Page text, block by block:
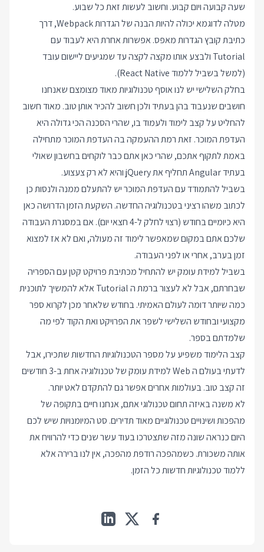
שעה קבועה ויום קבוע. וחשוב לעשות זאת כל שבוע.
מטלה לדוגמא יכולה להיות הבנה של הגדרות Webpack, דרך
כתיבת קובץ הגדרות מאפס. אפשרות אחרת היא לעבוד עם
Tutorial ולבצע אותו מקצה לקצה עד שמגיעים ליישום עובד
(למשל בשביל ללמוד React Native).
בחלק השלישי יש לנו אוסף טכנולוגיות מאוד מצומצם שאנחנו
חושבים שנעבוד בהן בעתיד ולכן חשוב להכיר אותן טוב. מאוד חשוב
להחליט על קצב לימוד ולעמוד בו, שהרי הסכנה הכי גדולה היא
העדפת המוכר. זאת רמת ההעמקה בה העדפת המוכר מתחילה
באמת לתקוף אתכם, שהרי כאן אתם כבר לוקחים בחשבון שאולי
בעתיד Angular תחליף את jQuery והיא לא רק צעצוע.
בשביל להתמודד עם העדפת המוכר יש להתעלם ממנה ולנסות כן
לכתוב משהו רציני בטכנולוגיה החדשה. השקעת הזמן הדרושה כאן
היא כיומיים בחודש (רצוי לחלק ל-4 חצאי יום). אם במסגרת העבודה
שלכם אתם במקום שמאפשר לימוד זה מעולה, ואם לא אז למצוא
זמן בערב, אחרי או לפני העבודה.
בשביל למידת עומק יש להתחיל מכתיבת פרויקט קטן עם הספריה
שבחרתם, אבל לא לעצור ברמת ה Tutorial אלא להמשיך לתוכנית
כמה שיותר דומה לעולם האמיתי. בחודש שלאחר מכן לקרוא ספר
מקצועי ובחודש השלישי לשפר את הפרויקט ואת הקוד לפי מה
שלמדתם בספר.
קצב הלימוד משפיע על מספר הטכנולוגיות החדשות שתכירו, אבל
לדעתי בעולם ה Web למידת עומק של טכנולוגיה אחת ב-3 חודשים
זה קצב טוב. בעולמות אחרים אפשר גם להתקדם לאט יותר.
לא משנה באיזה תחום טכנולוגי אתם, אנחנו חיים בתקופה של
מהפכות ושינויים טכנולוגיים מאוד תדירים. סט המיומנויות שיש לכם
היום כנראה שונה מזה שתצטרכו בעוד עשר שנים כדי להרוויח את
אותה משכורת. כשמהפכה רודפת מהפכה, אין לנו ברירה אלא
ללמוד טכנולוגיות חדשות כל הזמן.